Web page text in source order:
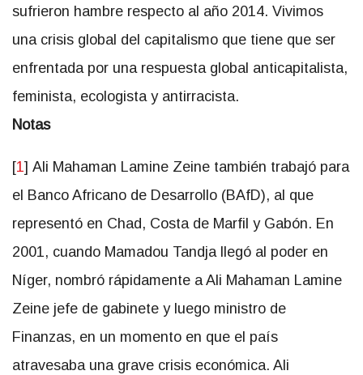
sufrieron hambre respecto al año 2014. Vivimos
una crisis global del capitalismo que tiene que ser
enfrentada por una respuesta global anticapitalista,
feminista, ecologista y antirracista.
Notas
[1] Ali Mahaman Lamine Zeine también trabajó para
el Banco Africano de Desarrollo (BAfD), al que
representó en Chad, Costa de Marfil y Gabón. En
2001, cuando Mamadou Tandja llegó al poder en
Níger, nombró rápidamente a Ali Mahaman Lamine
Zeine jefe de gabinete y luego ministro de
Finanzas, en un momento en que el país
atravesaba una grave crisis económica. Ali